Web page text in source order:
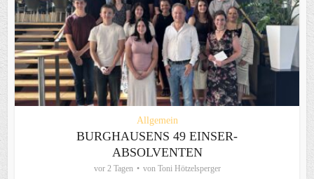
Allgemein
BURGHAUSENS 49 EINSER-
ABSOLVENTEN
vor 2 Tagen von Toni Hötzelsperger